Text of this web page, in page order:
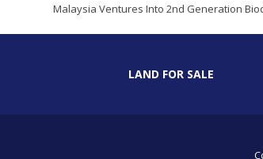
Malaysia Ventures Into 2nd Generation
LAND FOR SALE